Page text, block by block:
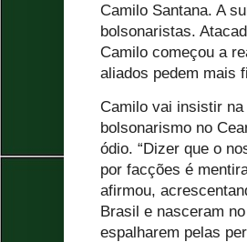
Camilo Santana. A
bolsonaristas.
Camilo começou a
aliados pedem mais
Camilo vai insistir
bolsonarismo no
ódio. “Dizer que o
por facções é
afirmou,
Brasil e nasceram
espalharem pelas